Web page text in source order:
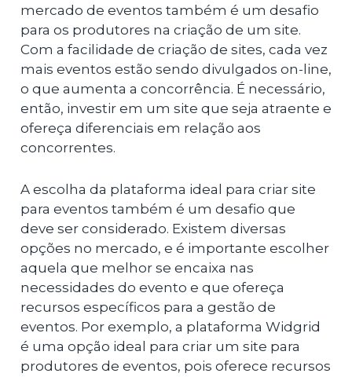
mercado de eventos também é um desafio
para os produtores na criação de um site.
Com a facilidade de criação de sites, cada vez
mais eventos estão sendo divulgados on-line,
o que aumenta a concorrência. É necessário,
então, investir em um site que seja atraente e
ofereça diferenciais em relação aos
concorrentes.
A escolha da plataforma ideal para criar site
para eventos também é um desafio que
deve ser considerado. Existem diversas
opções no mercado, e é importante escolher
aquela que melhor se encaixa nas
necessidades do evento e que ofereça
recursos específicos para a gestão de
eventos. Por exemplo, a plataforma Widgrid
é uma opção ideal para criar um site para
produtores de eventos, pois oferece recursos